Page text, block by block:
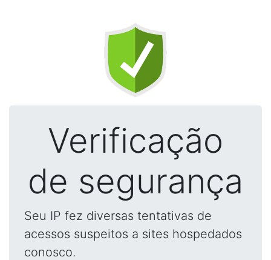
Verificação
de segurança
Seu IP fez diversas tentativas de
acessos suspeitos a sites hospedados
conosco.